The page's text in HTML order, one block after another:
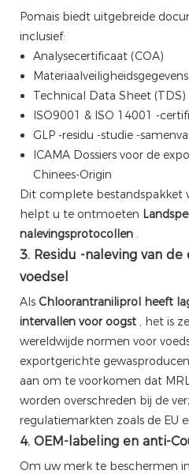
Pomais biedt uitgebreide
inclusief:
Analysecertificaat (COA)
Technical Data Sheet (TDS)
ISO9001 & ISO 14001 -
GLP -residu -studie -
ICAMA Dossiers voor de
Chinees-Origin
Dit complete bestandspakket
helpt u te ontmoeten
nalevingsprotocollen .
3. Residu -naleving van
voedsel
Als Chloorantraniliprol heeft
intervallen voor oogst , het is
wereldwijde normen voor
exportgerichte
aan om te voorkomen dat
worden overschreden bij de
regulatiemarkten zoals de EU
4. OEM-labeling en anti-
Om uw merk te beschermen